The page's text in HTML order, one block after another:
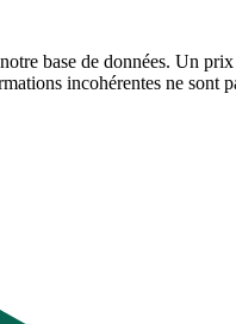
base de données. Un
incohérentes ne sont